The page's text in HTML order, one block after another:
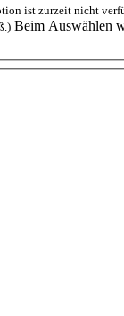
ist zurzeit nicht
Beim Auswählen